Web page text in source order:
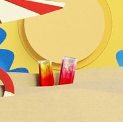
2HRB0140
HONEYWELL
Scanners > Accesorios para